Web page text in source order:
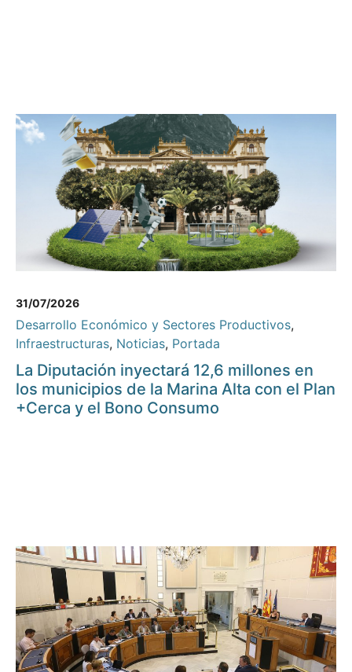
31/07/2026
Desarrollo Económico y Sectores Productivos,
Infraestructuras, Noticias, Portada
La Diputación inyectará 12,6 millones en
los municipios de la Marina Alta con el Plan
+Cerca y el Bono Consumo